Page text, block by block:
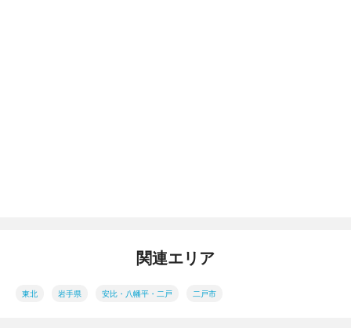
関連エリア
東北 岩手県 安比・八幡平・二戸 二戸市